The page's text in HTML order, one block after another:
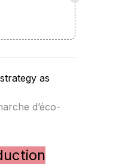
as
d’éco-